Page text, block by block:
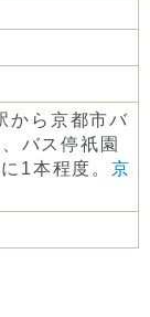
から京都市バ
バス停祇園
1本程度。 京